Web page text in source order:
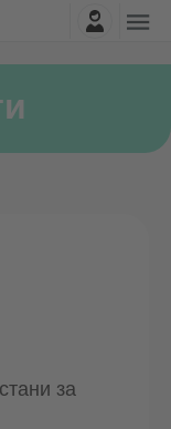
за